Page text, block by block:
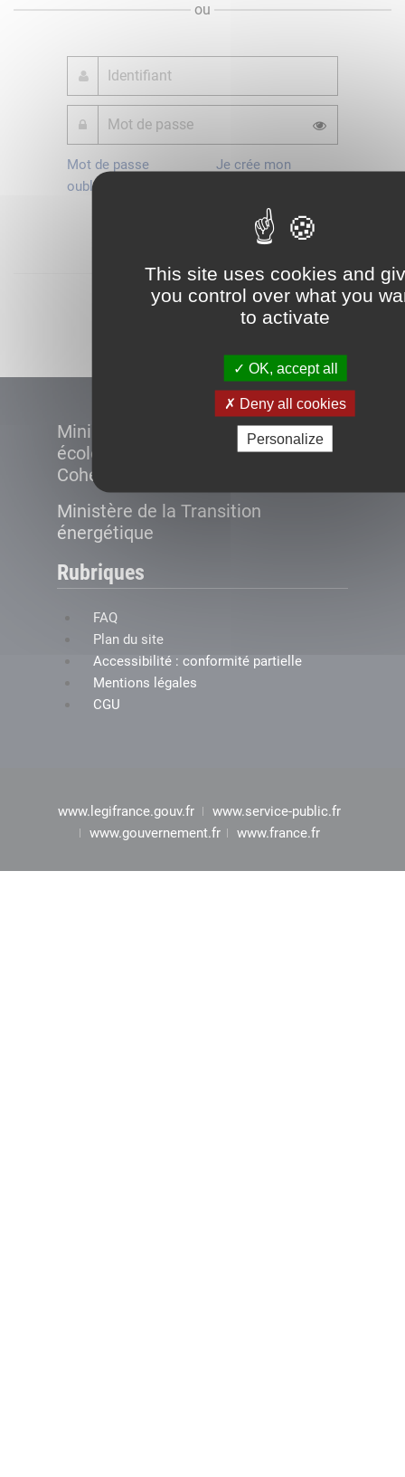
This site uses cookies and
you control over what you
to activate
OK, accept all
Deny all cookies
Personalize
ou
Mot de passe
oublié ?
Je crée mon
Démarrer
Ministère de la Transition
écologique et de la
Cohésion des territoires
Ministère de la Transition
énergétique
Rubriques
FAQ
Plan du site
Accessibilité : conformité partielle
Mentions légales
CGU
www.legifrance.gouv.fr
www.service-public.fr
www.gouvernement.fr
www.france.fr